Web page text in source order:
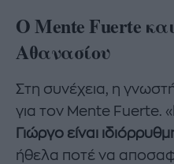
Ο Mente Fuerte
Αθανασίου
Στη συνέχεια, η
για τον Mente Fuerte. «
Γιώργο είναι
ήθελα ποτέ να